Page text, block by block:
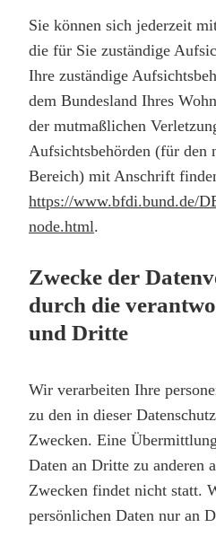
Sie können sich jederzeit
die für Sie zuständige
Ihre zuständige
dem Bundesland Ihres
der mutmaßlichen
Aufsichtsbehörden (für den
Bereich) mit Anschrift
https://www.bfdi.bund.de/
node.html.
Zwecke der
durch die
und Dritte
Wir verarbeiten Ihre
zu den in dieser
Zwecken. Eine
Daten an Dritte zu anderen
Zwecken findet nicht statt.
persönlichen Daten nur an